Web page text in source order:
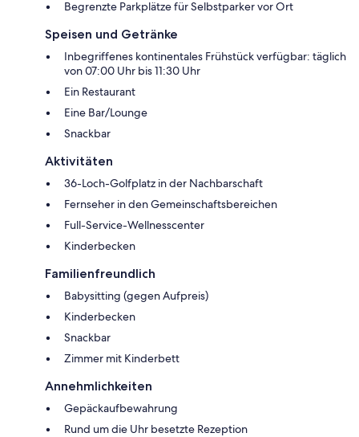
Begrenzte Parkplätze für Selbstparker vor Ort
Speisen und Getränke
Inbegriffenes kontinentales Frühstück verfügbar: täglich
von 07:00 Uhr bis 11:30 Uhr
Ein Restaurant
Eine Bar/Lounge
Snackbar
Aktivitäten
36-Loch-Golfplatz in der Nachbarschaft
Fernseher in den Gemeinschaftsbereichen
Full-Service-Wellnesscenter
Kinderbecken
Familienfreundlich
Babysitting (gegen Aufpreis)
Kinderbecken
Snackbar
Zimmer mit Kinderbett
Annehmlichkeiten
Gepäckaufbewahrung
Rund um die Uhr besetzte Rezeption